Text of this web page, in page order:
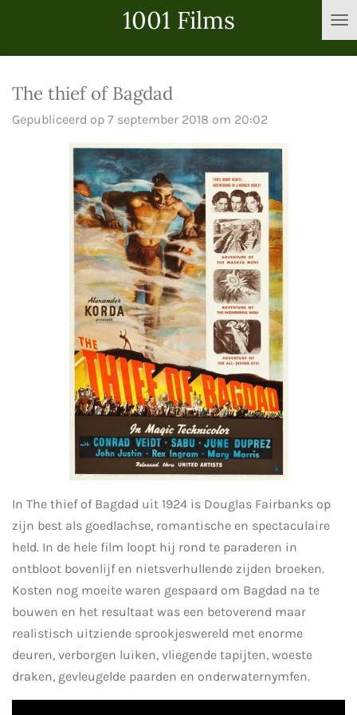
hoofdinhoud
1001 Films
The thief of Bagdad
Gepubliceerd op 7 september 2018 om 20:02
In The thief of Bagdad uit 1924 is Douglas Fairbanks op
zijn best als goedlachse, romantische en spectaculaire
held. In de hele film loopt hij rond te paraderen in
ontbloot bovenlijf en nietsverhullende zijden broeken.
Kosten nog moeite waren gespaard om Bagdad na te
bouwen en het resultaat was een betoverend maar
realistisch uitziende sprookjeswereld met enorme
deuren, verborgen luiken, vliegende tapijten, woeste
draken, gevleugelde paarden en onderwaternymfen.